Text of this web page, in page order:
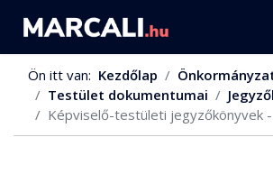
Ön itt van: Kezdőlap
Testület dokumentumai
Képviselő-testületi jegyzőkönyvek